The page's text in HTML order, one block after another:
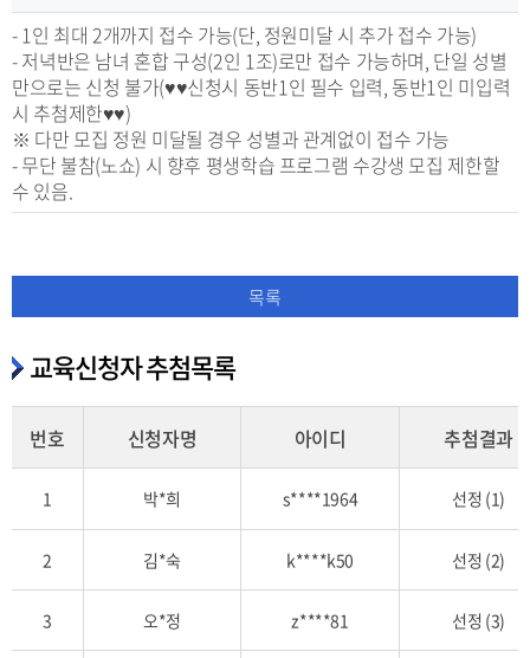
- 1인 최대 2개까지 접수 가능(단, 정원미달 시 추가 접수 가능)
- 저녁반은 남녀 혼합 구성(2인 1조)로만 접수 가능하며, 단일 성별
만으로는 신청 불가(♥♥신청시 동반1인 필수 입력, 동반1인 미입력
시 추첨제한♥♥)
※ 다만 모집 정원 미달될 경우 성별과 관계없이 접수 가능
- 무단 불참(노쇼) 시 향후 평생학습 프로그램 수강생 모집 제한할
수 있음.
목록
교육신청자 추첨목록
신
자
첨
번호 신청자명 아이디 추첨결과
1 박*희 s****1964 선정 (1)
2 김*숙 k****k50 선정 (2)
3 오*정 z****81 선정 (3)